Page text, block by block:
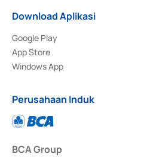
Download Aplikasi
Google Play
App Store
Windows App
Perusahaan Induk
BCA Group